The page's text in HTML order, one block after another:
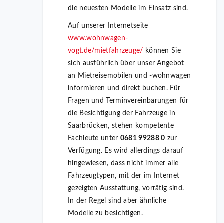
die neuesten Modelle im Einsatz sind.
Auf unserer Internetseite
www.wohnwagen-
vogt.de/mietfahrzeuge/ können Sie
sich ausführlich über unser Angebot
an Mietreisemobilen und -wohnwagen
informieren und direkt buchen. Für
Fragen und Terminvereinbarungen für
die Besichtigung der Fahrzeuge in
Saarbrücken, stehen kompetente
Fachleute unter 0681 99288 0 zur
Verfügung. Es wird allerdings darauf
hingewiesen, dass nicht immer alle
Fahrzeugtypen, mit der im Internet
gezeigten Ausstattung, vorrätig sind.
In der Regel sind aber ähnliche
Modelle zu besichtigen.